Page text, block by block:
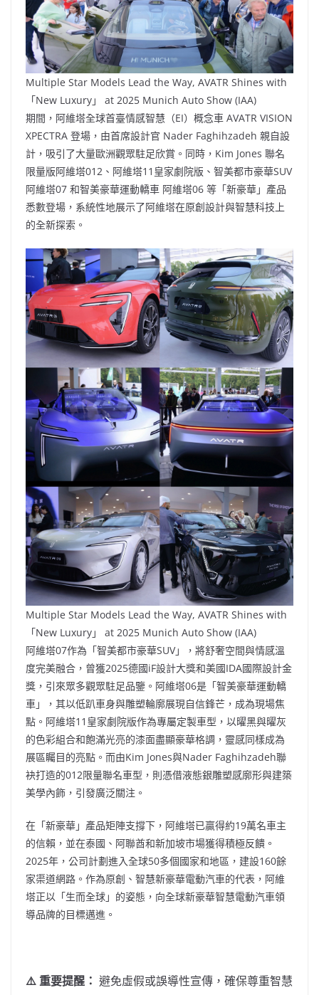
Multiple Star Models Lead the Way, AVATR Shines with
「New Luxury」 at 2025 Munich Auto Show (IAA)
期間，阿維塔全球首臺情感智慧（EI）概念車 AVATR VISION
XPECTRA 登場，由首席設計官 Nader Faghihzadeh 親自設
計，吸引了大量歐洲觀眾駐足欣賞。同時，Kim Jones 聯名
限量版阿維塔012、阿維塔11皇家劇院版、智美都市豪華SUV
阿維塔07 和智美豪華運動轎車 阿維塔06 等「新豪華」產品
悉數登場，系統性地展示了阿維塔在原創設計與智慧科技上
的全新探索。
Multiple Star Models Lead the Way, AVATR Shines with
「New Luxury」 at 2025 Munich Auto Show (IAA)
阿維塔07作為「智美都市豪華SUV」，將舒奢空間與情感溫
度完美融合，曾獲2025德國iF設計大獎和美國IDA國際設計金
獎，引來眾多觀眾駐足品鑒。阿維塔06是「智美豪華運動轎
車」，其以低趴車身與雕塑輪廓展現自信鋒芒，成為現場焦
點。阿維塔11皇家劇院版作為專屬定製車型，以曜黑與曜灰
的色彩組合和飽滿光亮的漆面盡顯豪華格調，靈感同樣成為
展區矚目的亮點。而由Kim Jones與Nader Faghihzadeh聯
袂打造的012限量聯名車型，則憑借液態銀雕塑感廓形與建築
美學內飾，引發廣泛關注。
在「新豪華」產品矩陣支撐下，阿維塔已贏得約19萬名車主
的信賴，並在泰國、阿聯酋和新加坡市場獲得積極反饋。
2025年，公司計劃進入全球50多個國家和地區，建設160餘
家渠道網路。作為原創、智慧新豪華電動汽車的代表，阿維
塔正以「生而全球」的姿態，向全球新豪華智慧電動汽車領
導品牌的目標邁進。
⚠️ 重要提醒： 避免虛假或誤導性宣傳，確保尊重智慧